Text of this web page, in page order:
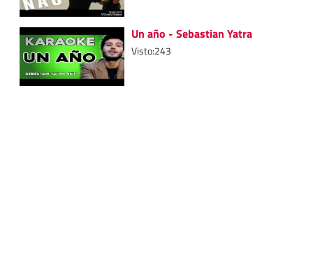
Un año - Sebastian Yatra
Visto:243